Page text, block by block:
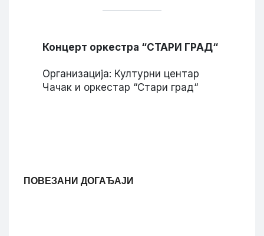
Концерт оркестра “СТАРИ ГРАД“
Организација: Културни центар
Чачак и оркестар “Стари град“
ПОВЕЗАНИ ДОГАЂАЈИ